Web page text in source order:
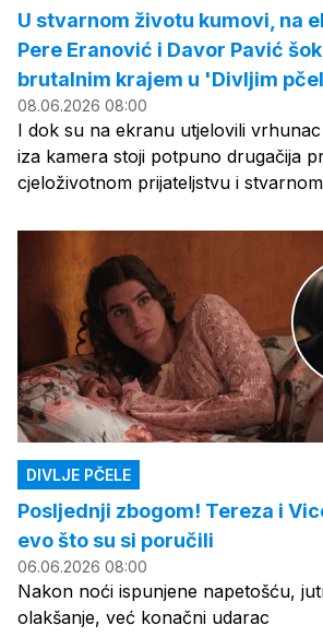
U stvarnom životu kumovi, na
Pere Eranović i Davor Pavić
brutalnim krajem u 'Divljim
08.06.2026 08:00
I dok su na ekranu utjelovili
iza kamera stoji potpuno drugačija
cjeloživotnom prijateljstvu i
DIVLJE PČELE
Posljednji zbogom! Tereza i
evo što su si poručili
06.06.2026 08:00
Nakon noći ispunjene napetošću,
olakšanje, već konačni udarac